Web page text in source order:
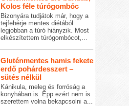
Kolos féle túrógombóc
Bizonyára tudjátok már, hogy a
tejfehérje mentes diétából
legjobban a túró hiányzik. Most
elkészítettem túrógombócot,...
Gluténmentes hamis fekete
erdő pohárdesszert –
sütés nélkül
Kánikula, meleg és forróság a
konyhában is. Épp ezért nem is
szerettem volna bekapcsolni a...